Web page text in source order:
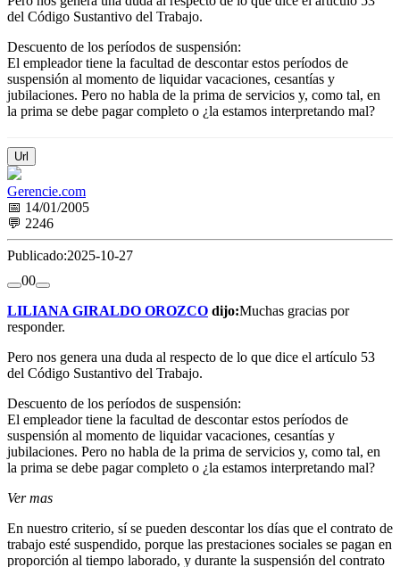
del Código Sustantivo del Trabajo.
Descuento de los períodos de suspensión:
El empleador tiene la facultad de descontar estos períodos de
suspensión al momento de liquidar vacaciones, cesantías y
jubilaciones. Pero no habla de la prima de servicios y, como tal, en
la prima se debe pagar completo o ¿la estamos interpretando mal?
Url
Gerencie.com
📅 14/01/2005
💬 2246
Publicado:2025-10-27
00
LILIANA GIRALDO OROZCO dijo:Muchas gracias por
responder.
Pero nos genera una duda al respecto de lo que dice el artículo 53
del Código Sustantivo del Trabajo.
Descuento de los períodos de suspensión:
El empleador tiene la facultad de descontar estos períodos de
suspensión al momento de liquidar vacaciones, cesantías y
jubilaciones. Pero no habla de la prima de servicios y, como tal, en
la prima se debe pagar completo o ¿la estamos interpretando mal?
Ver mas
En nuestro criterio, sí se pueden descontar los días que el contrato de
trabajo esté suspendido, porque las prestaciones sociales se pagan en
proporción al tiempo laborado, y durante la suspensión del contrato